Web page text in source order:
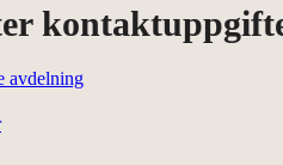
avdelning